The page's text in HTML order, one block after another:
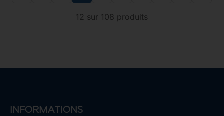
12 sur 108 produits
INFORMATIONS